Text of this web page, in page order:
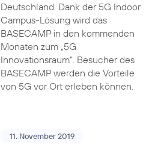
Deutschland. Dank der 5G Indoor
Campus-Lösung wird das
BASECAMP in den kommenden
Monaten zum „5G
Innovationsraum“. Besucher des
BASECAMP werden die Vorteile
von 5G vor Ort erleben können.
11. November 2019